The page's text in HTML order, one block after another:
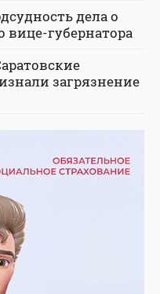
дела о
вице-губернатора
загрязнение